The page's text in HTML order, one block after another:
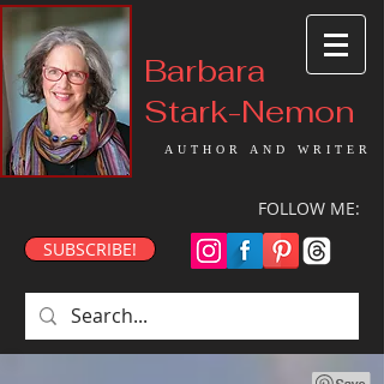
Barbara
Stark-Nemon
AUTHOR AND WRITER
FOLLOW ME:
SUBSCRIBE!